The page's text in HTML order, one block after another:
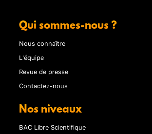
Qui sommes-nous ?
Nous connaître
L'équipe
Revue de presse
Contactez-nous
Nos niveaux
BAC Libre Scientifique